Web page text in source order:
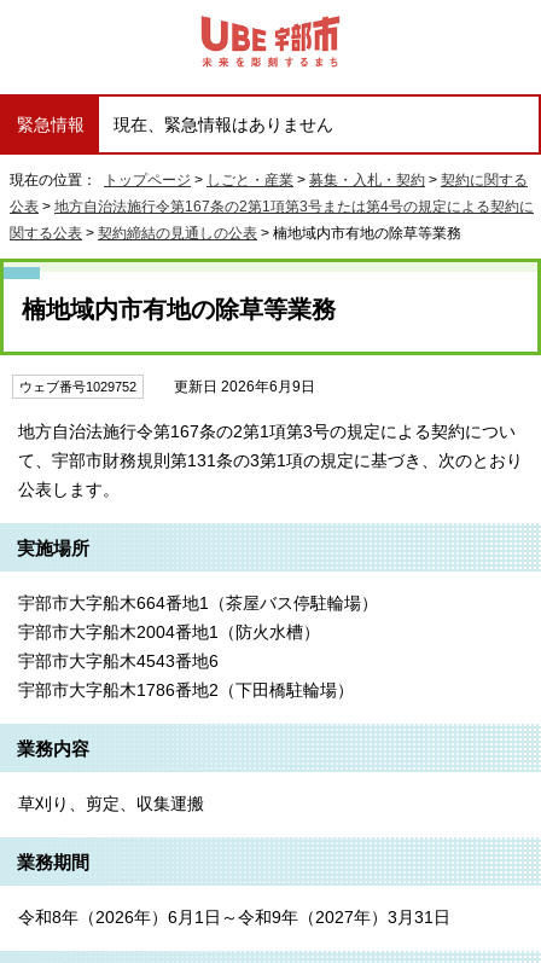
緊急情報 現在、緊急情報はありません
現在の位置： トップページ > しごと・産業 > 募集・入札・契約 > 契約に関する
公表 > 地方自治法施行令第167条の2第1項第3号または第4号の規定による契約に
関する公表 > 契約締結の見通しの公表 > 楠地域内市有地の除草等業務
楠地域内市有地の除草等業務
ウェブ番号1029752 更新日 2026年6月9日
地方自治法施行令第167条の2第1項第3号の規定による契約につい
て、宇部市財務規則第131条の3第1項の規定に基づき、次のとおり
公表します。
実施場所
宇部市大字船木664番地1（茶屋バス停駐輪場）
宇部市大字船木2004番地1（防火水槽）
宇部市大字船木4543番地6
宇部市大字船木1786番地2（下田橋駐輪場）
業務内容
草刈り、剪定、収集運搬
業務期間
令和8年（2026年）6月1日～令和9年（2027年）3月31日